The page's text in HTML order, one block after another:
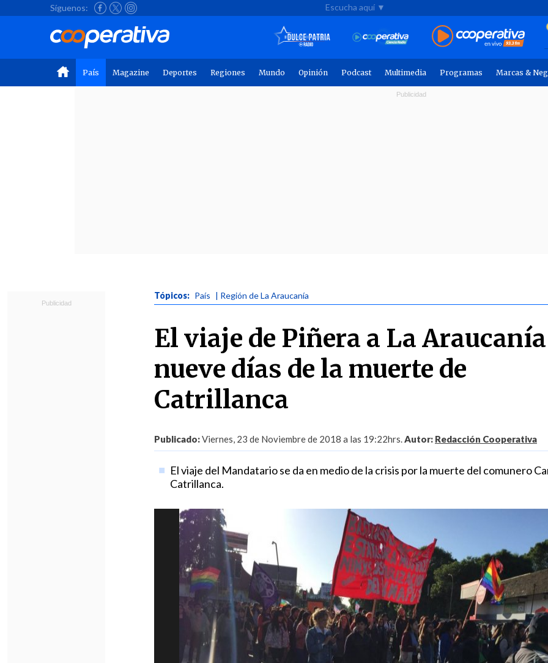
Síguenos: Escucha aquí ▼
País Magazine Deportes Regiones Mundo Opinión Podcast Multimedia Programas Marcas &
Tópicos: País | Región de La Araucanía
El viaje de Piñera a La
nueve días de la muerte de
Catrillanca
Publicado:Viernes, 23 de Noviembre de 2018 a las 19:22hrs.Autor: Redacción Cooperativa
El viaje del Mandatario se da en medio de la crisis por la muerte del comunero
Catrillanca.